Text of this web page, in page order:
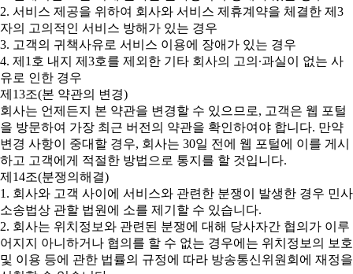
2. 서비스 제공을 위하여 회사와 서비스 제휴계약을 체결한 제3
자의 고의적인 서비스 방해가 있는 경우
3. 고객의 귀책사유로 서비스 이용에 장애가 있는 경우
4. 제1호 내지 제3호를 제외한 기타 회사의 고의∙과실이 없는 사
유로 인한 경우
제13조(본 약관의 변경)
회사는 언제든지 본 약관을 변경할 수 있으므로, 고객은 웹 포털
을 방문하여 가장 최근 버전의 약관을 확인하여야 합니다. 만약
변경 사항이 중대할 경우, 회사는 30일 전에 웹 포털에 이를 게시
하고 고객에게 적절한 방법으로 통지를 할 것입니다.
제14조(분쟁의해결)
1. 회사와 고객 사이에 서비스와 관련한 분쟁이 발생한 경우 민사
소송법상 관할 법원에 소를 제기할 수 있습니다.
2. 회사는 위치정보와 관련된 분쟁에 대해 당사자간 협의가 이루
어지지 아니하거나 협의를 할 수 없는 경우에는 위치정보의 보호
및 이용 등에 관한 법률의 규정에 따라 방송통신위원회에 재정을